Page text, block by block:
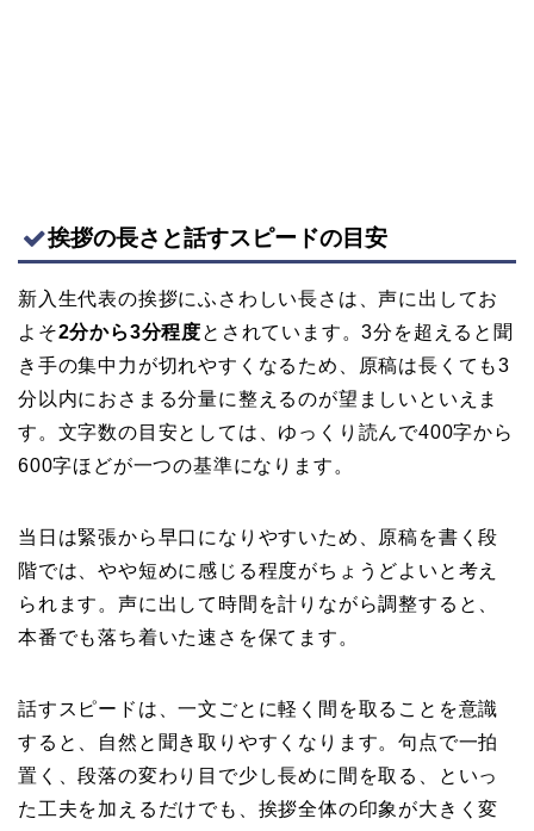
挨拶の長さと話すスピードの目安
新入生代表の挨拶にふさわしい長さは、声に出してお
よそ2分から3分程度とされています。3分を超えると聞
き手の集中力が切れやすくなるため、原稿は長くても3
分以内におさまる分量に整えるのが望ましいといえま
す。文字数の目安としては、ゆっくり読んで400字から
600字ほどが一つの基準になります。
当日は緊張から早口になりやすいため、原稿を書く段
階では、やや短めに感じる程度がちょうどよいと考え
られます。声に出して時間を計りながら調整すると、
本番でも落ち着いた速さを保てます。
話すスピードは、一文ごとに軽く間を取ることを意識
すると、自然と聞き取りやすくなります。句点で一拍
置く、段落の変わり目で少し長めに間を取る、といっ
た工夫を加えるだけでも、挨拶全体の印象が大きく変